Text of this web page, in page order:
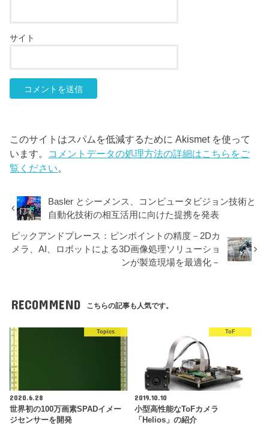
サイト
このサイトはスパムを低減するために Akismet を使って
います。 コメントデータの処理方法の詳細はこちらをご
覧ください。
Basler とシーメンス、コンピュータビジョン技術と
自動化技術の相互活用に向けた提携を発表
ピックアンドプレース：ピンポイントの精度－2Dカ
メラ、AI、ロボットによる3D画像処理ソリューショ
ンが製造現場を最適化－
RECOMMEND こちらの記事も人気です。
Topics
2020.6.28
世界初の100万画素SPADイメー
ジセンサーを開発
ToF
2019.10.10
小型高性能なToFカメラ
「Helios」の紹介